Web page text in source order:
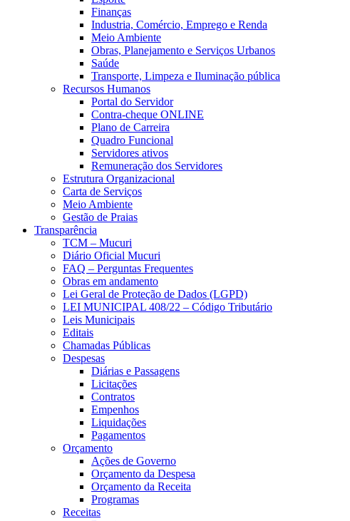
Finanças
Industria, Comércio, Emprego e Renda
Meio Ambiente
Obras, Planejamento e Serviços Urbanos
Saúde
Transporte, Limpeza e Iluminação pública
Recursos Humanos
Portal do Servidor
Contra-cheque ONLINE
Plano de Carreira
Quadro Funcional
Servidores ativos
Remuneração dos Servidores
Estrutura Organizacional
Carta de Serviços
Meio Ambiente
Gestão de Praias
Transparência
TCM – Mucuri
Diário Oficial Mucuri
FAQ – Perguntas Frequentes
Obras em andamento
Lei Geral de Proteção de Dados (LGPD)
LEI MUNICIPAL 408/22 – Código Tributário
Leis Municipais
Editais
Chamadas Públicas
Despesas
Diárias e Passagens
Licitações
Contratos
Empenhos
Liquidações
Pagamentos
Orçamento
Ações de Governo
Orçamento da Despesa
Orçamento da Receita
Programas
Receitas